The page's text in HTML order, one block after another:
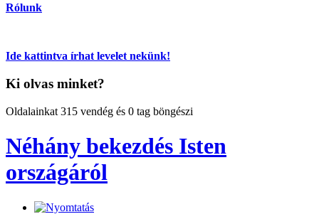
Rólunk
Ide kattintva írhat levelet nekünk!
Ki olvas minket?
Oldalainkat 315 vendég és 0 tag böngészi
Néhány bekezdés Isten
országáról